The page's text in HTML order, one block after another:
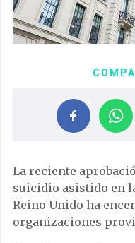
La reciente
suicidio asistido en
Reino Unido ha
organizaciones